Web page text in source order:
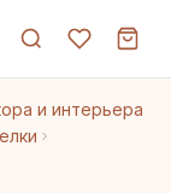
и интерьера